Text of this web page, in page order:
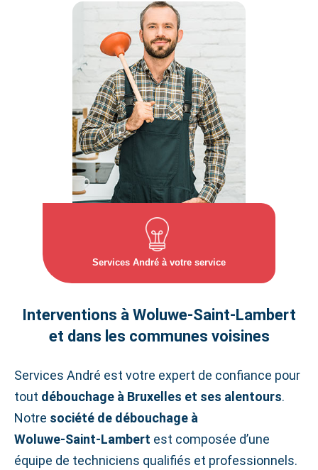
Services André à votre service
Interventions à Woluwe‑Saint‑Lambert
et dans les communes voisines
Services André est votre expert de confiance pour
tout débouchage à Bruxelles et ses alentours.
Notre société de débouchage à
Woluwe‑Saint‑Lambert est composée d’une
équipe de techniciens qualifiés et professionnels.